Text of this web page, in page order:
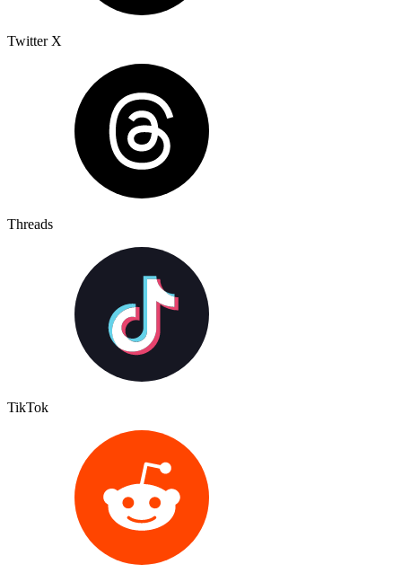
Twitter X
Threads
TikTok